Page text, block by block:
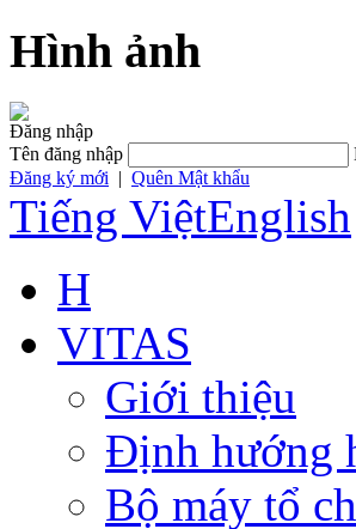
Hình ảnh
Đăng nhập
Tên đăng nhập
Đăng ký mới | Quên Mật khẩu
Tiếng ViệtEnglish
H
VITAS
Giới thiệu
Định hướng
Bộ máy tổ